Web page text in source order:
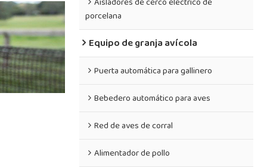
porcelana
Equipo de granja avícola
Puerta automática para gallinero
Bebedero automático para aves
Red de aves de corral
Alimentador de pollo